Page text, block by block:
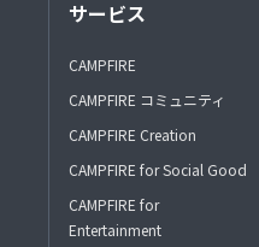
サービス
CAMPFIRE
CAMPFIRE コミュニティ
CAMPFIRE Creation
CAMPFIRE for Social Good
CAMPFIRE for
Entertainment